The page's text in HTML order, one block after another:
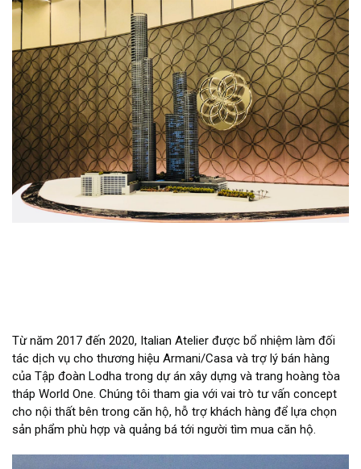
Từ năm 2017 đến 2020, Italian Atelier được bổ nhiệm làm đối
tác dịch vụ cho thương hiệu Armani/Casa và trợ lý bán hàng
của Tập đoàn Lodha trong dự án xây dựng và trang hoàng tòa
tháp World One. Chúng tôi tham gia với vai trò tư vấn concept
cho nội thất bên trong căn hộ, hỗ trợ khách hàng để lựa chọn
sản phẩm phù hợp và quảng bá tới người tìm mua căn hộ.